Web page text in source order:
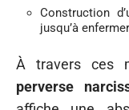
Construction
jusqu’à
À travers ces
perverse